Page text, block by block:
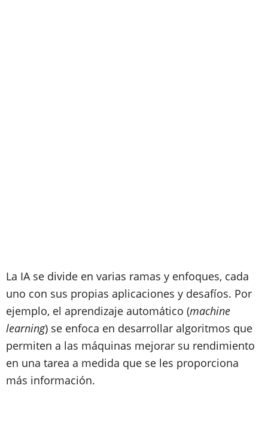
La IA se divide en varias ramas y enfoques, cada
uno con sus propias aplicaciones y desafíos. Por
ejemplo, el aprendizaje automático (machine
learning) se enfoca en desarrollar algoritmos que
permiten a las máquinas mejorar su rendimiento
en una tarea a medida que se les proporciona
más información.